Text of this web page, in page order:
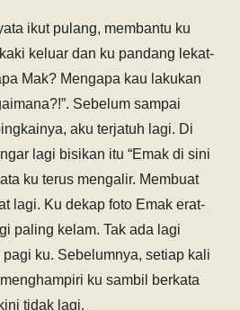
ikut pulang, membantu ku
keluar dan ku pandang lekat-
Mak? Mengapa kau lakukan
Sebelum sampai
aku terjatuh lagi. Di
lagi bisikan itu “Emak di sini
ku terus mengalir. Membuat
lagi. Ku dekap foto Emak erat-
paling kelam. Tak ada lagi
ku. Sebelumnya, setiap kali
ku sambil berkata
tidak lagi.